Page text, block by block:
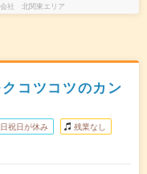
社 北関東エリア
コツコツのカン
祝日が休み 残業なし